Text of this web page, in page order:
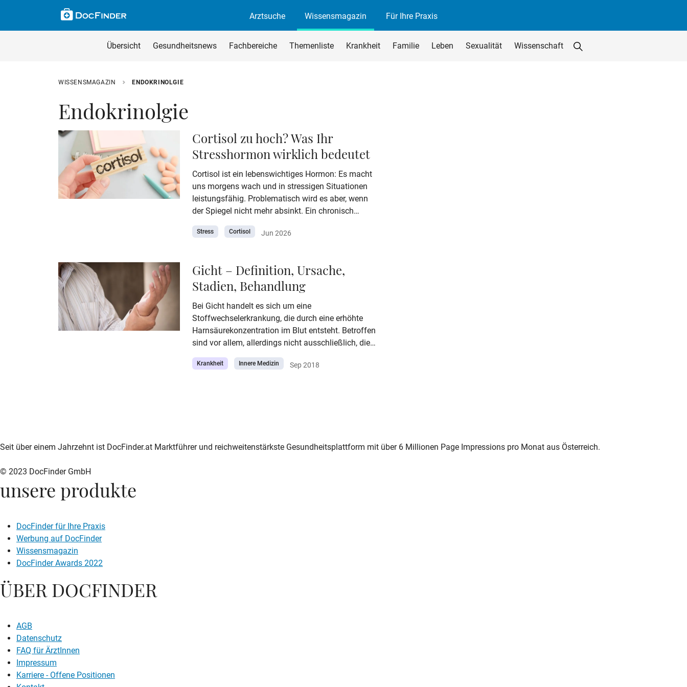
Arztsuche
Wissensmagazin Für Ihre Praxis
Übersicht Gesundheitsnews Fachbereiche Themenliste Krankheit Familie Leben Sexualität Wissenschaft
Suche im Wissensmagazin
Wissensmagazin durchsuchen
WISSENSMAGAZIN ENDOKRINOLGIE
Endokrinolgie
Cortisol zu hoch? Was Ihr
Stresshormon wirklich bedeutet
Cortisol ist ein lebenswichtiges Hormon: Es macht
uns morgens wach und in stressigen Situationen
leistungsfähig. Problematisch wird es aber, wenn
der Spiegel nicht mehr absinkt. Ein chronisch
erhöhter Cortisolwert kann langfristig den
Stoffwechsel, das Immunsystem und die
schaltet, wie sich das äußert und wie Sie das
hormonelle Gleichgewicht zurückgewinnen.
Stress Cortisol Jun 2026
Gicht – Definition, Ursache,
Stadien, Behandlung
Bei Gicht handelt es sich um eine
Stoffwechselerkrankung, die durch eine erhöhte
Harnsäurekonzentration im Blut entsteht. Betroffen
sind vor allem, allerdings nicht ausschließlich, die
Gelenke. Im Rahmen der Therapie spielt die
Änderung der Lebensführung eine wichtige Rolle.
Krankheit Innere Medizin Sep 2018
zur DocFinder-Startseite
logo icon
Seit über einem Jahrzehnt ist DocFinder.at Marktführer und reichweitenstärkste Gesundheitsplattform mit über 6 Millionen Page Impressions pro Monat aus Österreich.
© 2023 DocFinder GmbH
unsere produkte
DocFinder für Ihre Praxis
Werbung auf DocFinder
Wissensmagazin
DocFinder Awards 2022
ÜBER DOCFINDER
AGB
Datenschutz
FAQ für ÄrztInnen
Impressum
Karriere - Offene Positionen